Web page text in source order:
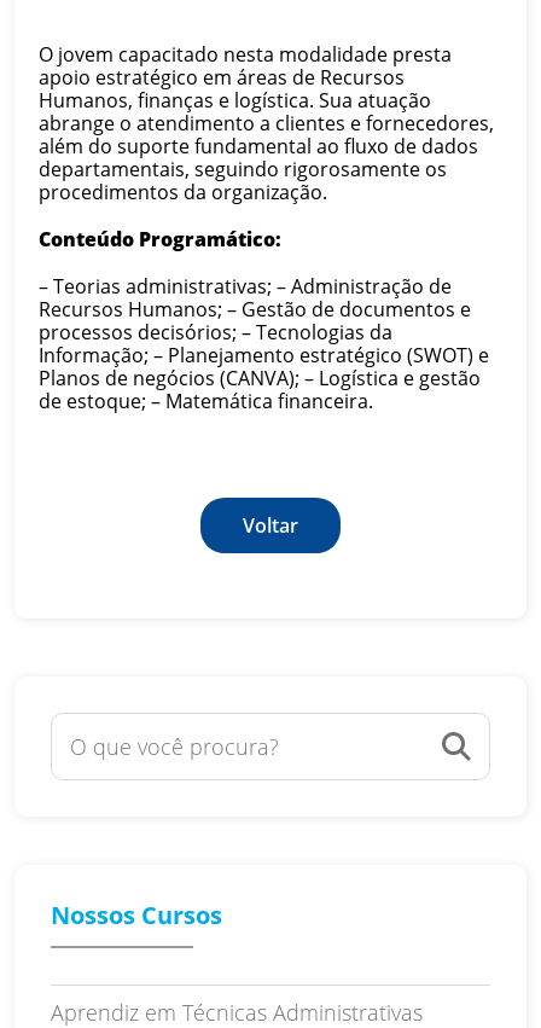
O jovem capacitado nesta modalidade presta
apoio estratégico em áreas de Recursos
Humanos, finanças e logística. Sua atuação
abrange o atendimento a clientes e fornecedores,
além do suporte fundamental ao fluxo de dados
departamentais, seguindo rigorosamente os
procedimentos da organização.
Conteúdo Programático:
– Teorias administrativas; – Administração de
Recursos Humanos; – Gestão de documentos e
processos decisórios; – Tecnologias da
Informação; – Planejamento estratégico (SWOT) e
Planos de negócios (CANVA); – Logística e gestão
de estoque; – Matemática financeira.
Voltar
Nossos Cursos
Aprendiz em Técnicas Administrativas